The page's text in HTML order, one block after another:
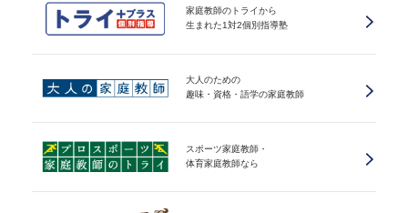
家庭教師のトライから
生まれた1対2個別指導塾
大人のための
趣味・資格・語学の家庭教師
スポーツ家庭教師・
体育家庭教師なら